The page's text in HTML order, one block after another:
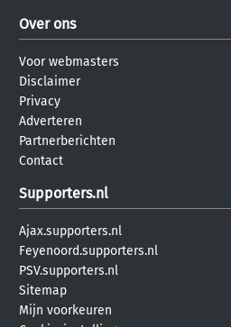
Over ons
Voor webmasters
Disclaimer
Privacy
Adverteren
Partnerberichten
Contact
Supporters.nl
Ajax.supporters.nl
Feyenoord.supporters.nl
PSV.supporters.nl
Sitemap
Mijn voorkeuren